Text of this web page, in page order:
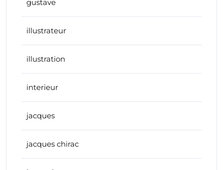
gustave
illustrateur
illustration
interieur
jacques
jacques chirac